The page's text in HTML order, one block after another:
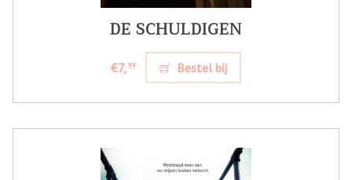
DE SCHULDIGEN
€7,99 Bestel bij